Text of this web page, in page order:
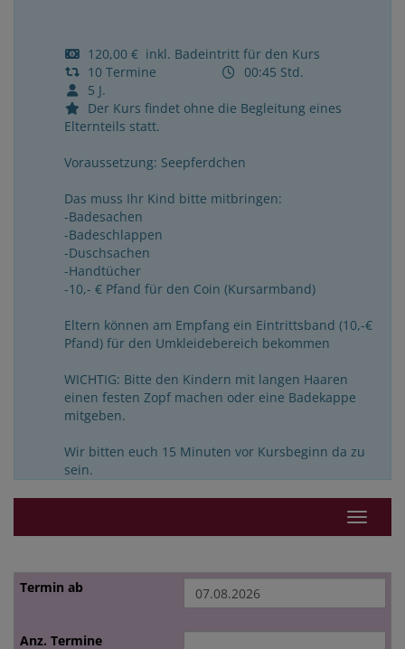
120,00 € inkl. Badeintritt für den Kurs
10 Termine
00:45 Std.
5 J.
Der Kurs findet ohne die Begleitung eines
Elternteils statt.
Voraussetzung: Seepferdchen
Das muss Ihr Kind bitte mitbringen:
-Badesachen
-Badeschlappen
-Duschsachen
-Handtücher
-10,- € Pfand für den Coin (Kursarmband)
Eltern können am Empfang ein Eintrittsband (10,-€
Pfand) für den Umkleidebereich bekommen
WICHTIG: Bitte den Kindern mit langen Haaren
einen festen Zopf machen oder eine Badekappe
mitgeben.
Wir bitten euch 15 Minuten vor Kursbeginn da zu
sein.